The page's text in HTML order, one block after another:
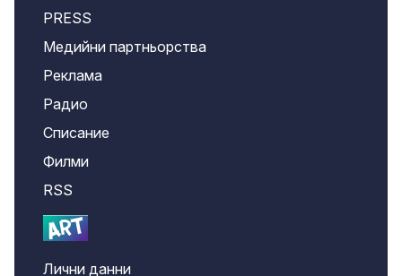
PRESS
Медийни партньорства
Реклама
Радио
Списание
Филми
RSS
Лични данни